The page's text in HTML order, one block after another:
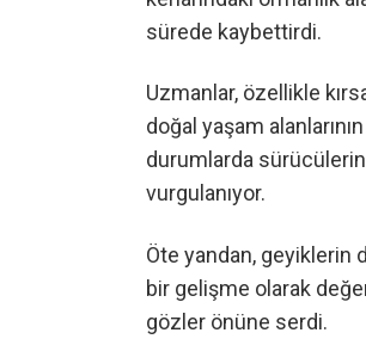
sürede kaybettirdi.
Uzmanlar, özellikle
doğal yaşam
durumlarda
vurgulanıyor.
Öte yandan, geyiklerin
bir gelişme olarak
gözler önüne serdi.